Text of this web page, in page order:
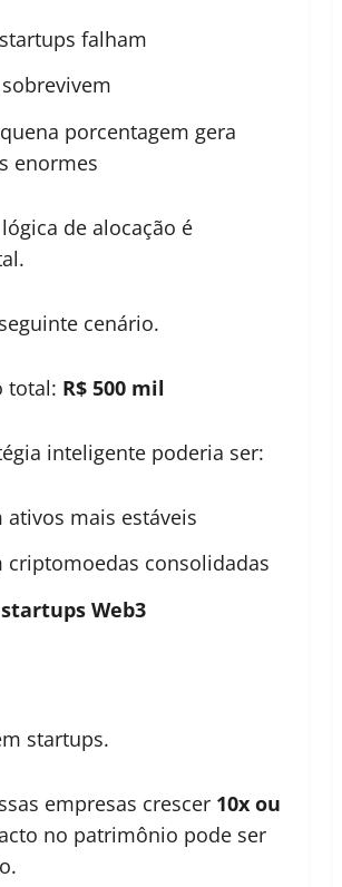
falham
porcentagem gera
enormes
de alocação é
cenário.
total: R$ 500 mil
inteligente poderia ser:
ativos mais estáveis
criptomoedas consolidadas
Web3
startups.
empresas crescer 10x ou
no patrimônio pode ser